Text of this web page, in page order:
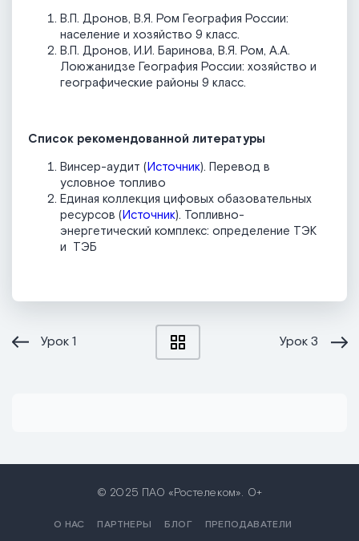
В.П. Дронов, В.Я. Ром География России:
население и хозяйство 9 класс.
В.П. Дронов, И.И. Баринова, В.Я. Ром, А.А.
Лоюжанидзе География России: хозяйство и
географические районы 9 класс.
Список рекомендованной литературы
Винсер-аудит (Источник). Перевод в
условное топливо
Единая коллекция цифовых обазовательных
ресурсов (Источник). Топливно-
энергетический комплекс: определение ТЭК
и ТЭБ
Урок1 Урок3
© 2025 ПАО «Ростелеком». 0+
О НАС ПАРТНЕРЫ БЛОГ ПРЕПОДАВАТЕЛИ